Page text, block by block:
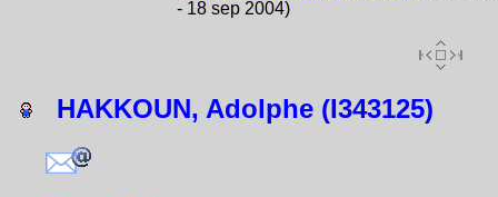
- 18 sep 2004)
HAKKOUN, Adolphe (I343125)